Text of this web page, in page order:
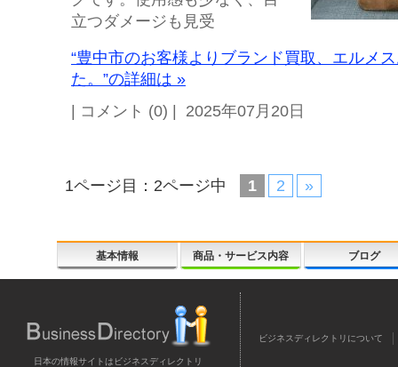
立つダメージも見受
“豊中市のお客様よりブランド買取、エルメ
た。”の詳細は »
| コメント (0) | 2025年07月20日
1ページ目：2ページ中 1 2 »
基本情報 商品・サービス内容 ブログ
日本の情報サイトはビジネスディレクトリ
ビジネスディレクトリについて